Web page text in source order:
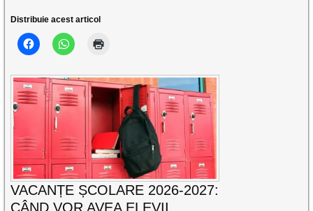
Distribuie acest articol
VACANȚE ȘCOLARE 2026-2027:
CÂND VOR AVEA ELEVII